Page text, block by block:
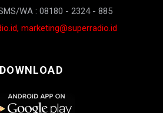
WA : 08180 - 2324 - 885
marketing@superradio.id
DOWNLOAD